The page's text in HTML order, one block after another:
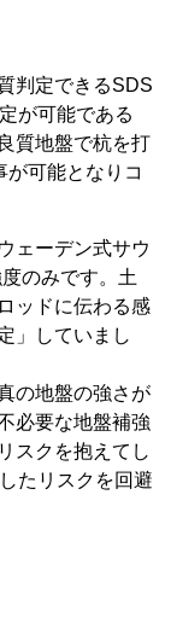
判定できるSDS
が可能である
質地盤で杭を打
可能となりコ
ェーデン式サウ
のみです。土
ッドに伝わる感
」していまし
の地盤の強さが
必要な地盤補強
スクを抱えてし
たリスクを回避